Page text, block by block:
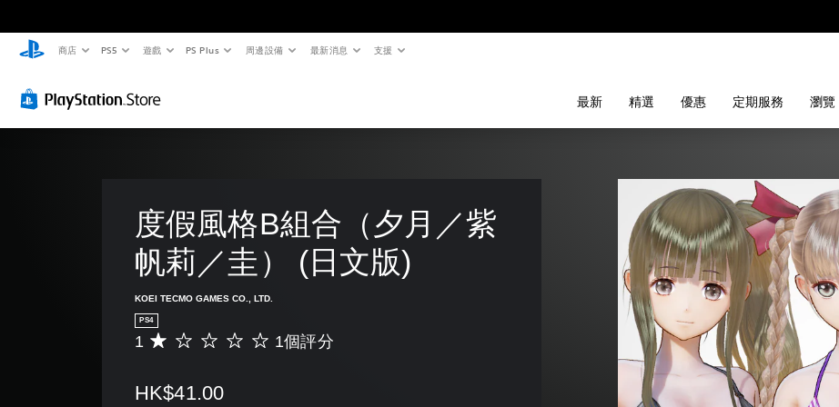
商店 PS5 遊戲 PS Plus 周邊設備 最新消息 支援
最新 精選 優惠 定期服務 瀏覽
度假風格B組合（夕月／紫
帆莉／圭） (日文版)
KOEI TECMO GAMES CO., LTD.
PS4
平
分
1 1個評分
HK$41.00